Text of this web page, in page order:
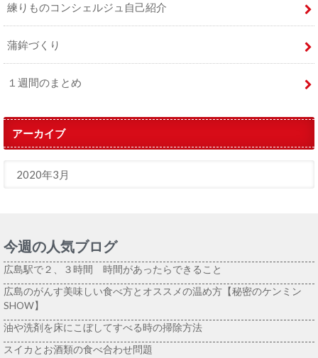
練りものコンシェルジュ自己紹介
蒲鉾づくり
１週間のまとめ
アーカイブ
今週の人気ブログ
広島駅で２、３時間 時間があったらできること
広島のがんす美味しい食べ方とオススメの温め方【秘密のケンミン
SHOW】
油や洗剤を床にこぼしてすべる時の掃除方法
スイカとお酒類の食べ合わせ問題